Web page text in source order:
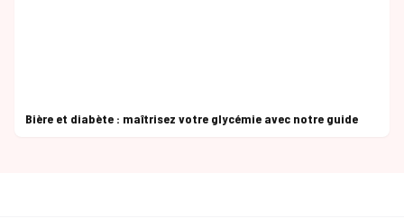
Bière et diabète : maîtrisez votre glycémie avec notre guide